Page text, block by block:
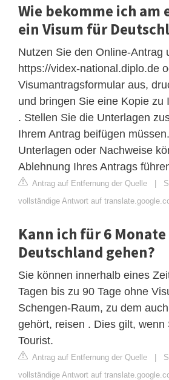
Wie bekomme ich am
ein Visum für
Nutzen Sie den Online-Antrag
https://videx-national.diplo.de
Visumantragsformular aus,
und bringen Sie eine Kopie zu
. Stellen Sie die Unterlagen
Ihrem Antrag beifügen
Unterlagen oder Nachweise
Ablehnung Ihres Antrags
Antrag auf Entfernung der Quelle |
vollständige Antwort auf
Kann ich für 6 Monate
Deutschland gehen?
Sie können innerhalb eines
Tagen bis zu 90 Tage ohne
Schengen-Raum, zu dem
gehört, reisen . Dies gilt, wenn
Tourist.
Antrag auf Entfernung der Quelle |
vollständige Antwort auf